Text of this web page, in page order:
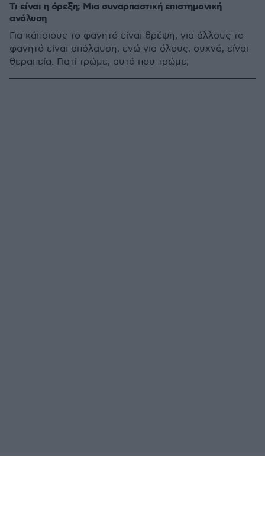
Τι είναι η όρεξη; Μια συναρπαστική επιστημονική
ανάλυση
Για κάποιους το φαγητό είναι θρέψη, για άλλους το
φαγητό είναι απόλαυση, ενώ για όλους, συχνά, είναι
θεραπεία. Γιατί τρώμε, αυτό που τρώμε;